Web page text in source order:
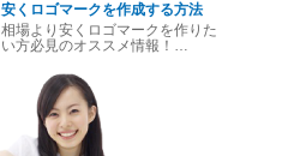
安くロゴマークを作成する方法
相場より安くロゴマークを作りた
い方必見のオススメ情報！…